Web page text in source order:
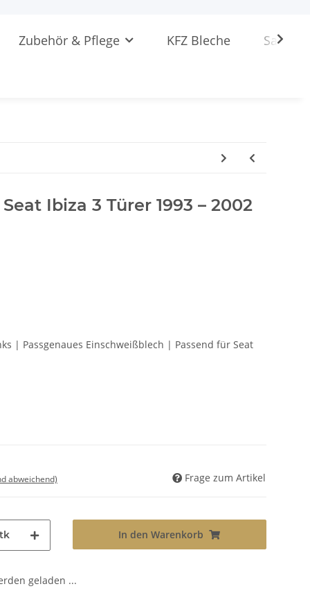
Zubehör & Pflege KFZ Bleche
Ibiza 3 Türer 1993 – 2002
| Passgenaues Einschweißblech | Passend für Seat
abweichend) Frage zum Artikel
In den Warenkorb
geladen ...